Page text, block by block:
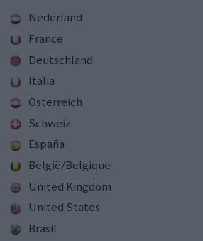
Nederland
France
Deutschland
Italia
Österreich
Schweiz
España
België/Belgique
United Kingdom
United States
Brasil